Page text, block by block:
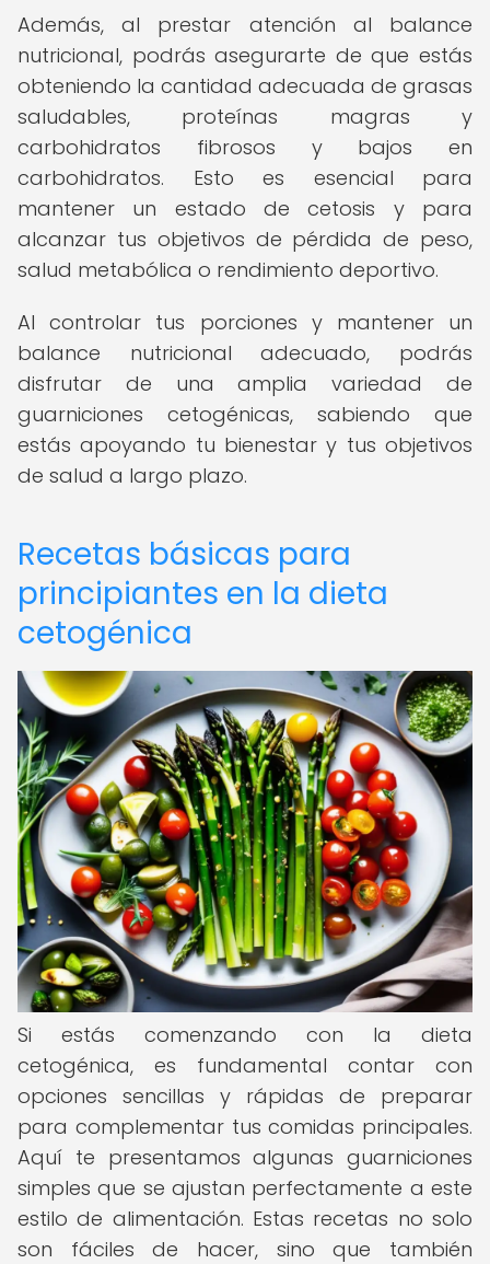
Además, al prestar atención al balance
nutricional, podrás asegurarte de que estás
obteniendo la cantidad adecuada de grasas
saludables, proteínas magras y
carbohidratos fibrosos y bajos en
carbohidratos. Esto es esencial para
mantener un estado de cetosis y para
alcanzar tus objetivos de pérdida de peso,
salud metabólica o rendimiento deportivo.
Al controlar tus porciones y mantener un
balance nutricional adecuado, podrás
disfrutar de una amplia variedad de
guarniciones cetogénicas, sabiendo que
estás apoyando tu bienestar y tus objetivos
de salud a largo plazo.
Recetas básicas para
principiantes en la dieta
cetogénica
Si estás comenzando con la dieta
cetogénica, es fundamental contar con
opciones sencillas y rápidas de preparar
para complementar tus comidas principales.
Aquí te presentamos algunas guarniciones
simples que se ajustan perfectamente a este
estilo de alimentación. Estas recetas no solo
son fáciles de hacer, sino que también